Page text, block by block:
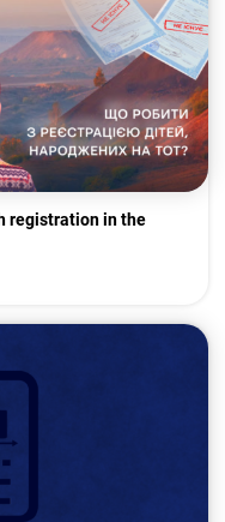
registration in the